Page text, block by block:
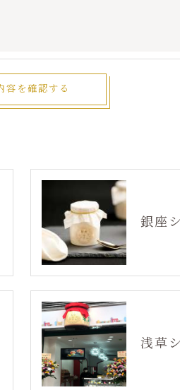
させて頂いております。
お電話でお問合せ下さい。
銀座
浅草